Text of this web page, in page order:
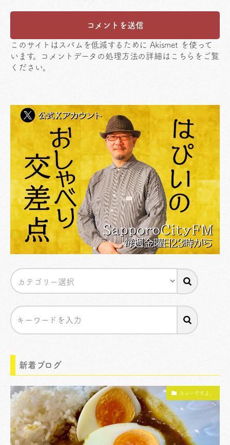
このサイトはスパムを低減するために Akismet を使って
います。
コメントデータの処理方法の詳細はこちらをご覧
ください。
新着ブログ
カレーですよ。